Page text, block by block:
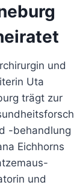
und
Uta
trägt zur
-behandlung
Eichhorns
und